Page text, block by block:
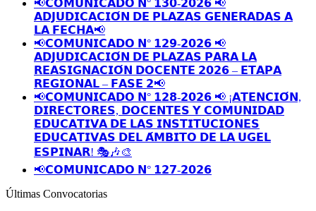
📢𝗖𝗢𝗠𝗨𝗡𝗜𝗖𝗔𝗗𝗢 𝗡° 𝟭𝟯𝟬-𝟮𝟬𝟮𝟲 📢
𝗔𝗗𝗝𝗨𝗗𝗜𝗖𝗔𝗖𝗜𝗢́𝗡 𝗗𝗘 𝗣𝗟𝗔𝗭𝗔𝗦 𝗚𝗘𝗡𝗘𝗥𝗔𝗗𝗔𝗦 𝗔
𝗟𝗔 𝗙𝗘𝗖𝗛𝗔📢
📢𝗖𝗢𝗠𝗨𝗡𝗜𝗖𝗔𝗗𝗢 𝗡° 𝟭𝟮𝟵-𝟮𝟬𝟮𝟲 📢
𝗔𝗗𝗝𝗨𝗗𝗜𝗖𝗔𝗖𝗜𝗢́𝗡 𝗗𝗘 𝗣𝗟𝗔𝗭𝗔𝗦 𝗣𝗔𝗥𝗔 𝗟𝗔
𝗥𝗘𝗔𝗦𝗜𝗚𝗡𝗔𝗖𝗜𝗢́𝗡 𝗗𝗢𝗖𝗘𝗡𝗧𝗘 𝟮𝟬𝟮𝟲 – 𝗘𝗧𝗔𝗣𝗔
𝗥𝗘𝗚𝗜𝗢𝗡𝗔𝗟 – 𝗙𝗔𝗦𝗘 𝟮📢
📢𝗖𝗢𝗠𝗨𝗡𝗜𝗖𝗔𝗗𝗢 𝗡° 𝟭𝟮𝟴-𝟮𝟬𝟮𝟲 📢 ¡𝗔𝗧𝗘𝗡𝗖𝗜𝗢́𝗡,
𝗗𝗜𝗥𝗘𝗖𝗧𝗢𝗥𝗘𝗦, 𝗗𝗢𝗖𝗘𝗡𝗧𝗘𝗦 𝗬 𝗖𝗢𝗠𝗨𝗡𝗜𝗗𝗔𝗗
𝗘𝗗𝗨𝗖𝗔𝗧𝗜𝗩𝗔 𝗗𝗘 𝗟𝗔𝗦 𝗜𝗡𝗦𝗧𝗜𝗧𝗨𝗖𝗜𝗢𝗡𝗘𝗦
𝗘𝗗𝗨𝗖𝗔𝗧𝗜𝗩𝗔𝗦 𝗗𝗘𝗟 𝗔́𝗠𝗕𝗜𝗧𝗢 𝗗𝗘 𝗟𝗔 𝗨𝗚𝗘𝗟
𝗘𝗦𝗣𝗜𝗡𝗔𝗥! 🎭🎶🎨
📢𝗖𝗢𝗠𝗨𝗡𝗜𝗖𝗔𝗗𝗢 𝗡° 𝟭𝟮𝟳-𝟮𝟬𝟮𝟲
Últimas Convocatorias